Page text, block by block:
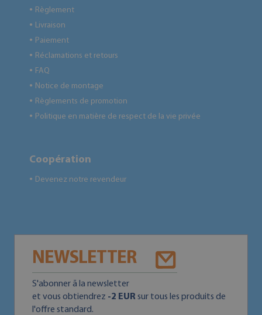
● Règlement
● Livraison
● Paiement
● Réclamations et retours
● FAQ
● Notice de montage
● Règlements de promotion
● Politique en matière de respect de la vie privée
Coopération
● Devenez notre revendeur
NEWSLETTER
S'abonner ā la newsletter
et vous obtiendrez -2 EUR sur tous les produits de
l'offre standard.